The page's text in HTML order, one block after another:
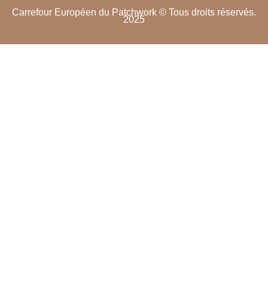
Carrefour Européen du Patchwork © Tous droits réservés.
2025